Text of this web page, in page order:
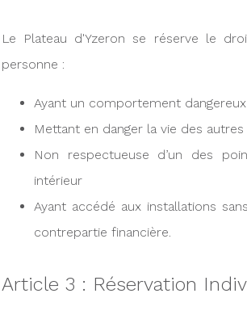
Le Plateau d'Yzeron se réserve le
personne :
Ayant un comportement
Mettant en danger la vie des autres
Non respectueuse d’un des
intérieur
Ayant accédé aux installations
contrepartie financière.
Article 3 : Réservation